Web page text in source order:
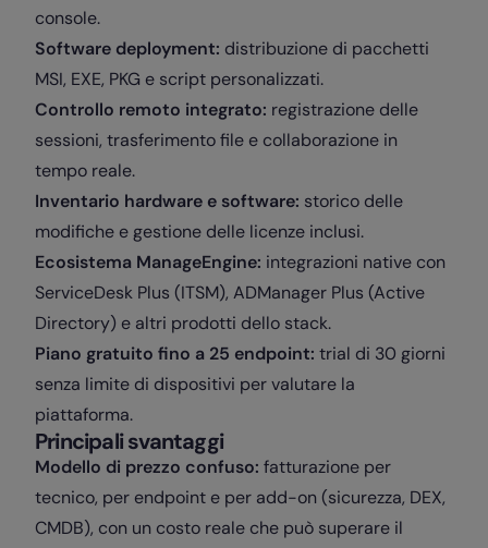
console.
Software deployment: distribuzione di pacchetti
MSI, EXE, PKG e script personalizzati.
Controllo remoto integrato: registrazione delle
sessioni, trasferimento file e collaborazione in
tempo reale.
Inventario hardware e software: storico delle
modifiche e gestione delle licenze inclusi.
Ecosistema ManageEngine: integrazioni native con
ServiceDesk Plus (ITSM), ADManager Plus (Active
Directory) e altri prodotti dello stack.
Piano gratuito fino a 25 endpoint: trial di 30 giorni
senza limite di dispositivi per valutare la
piattaforma.
Principali svantaggi
Modello di prezzo confuso: fatturazione per
tecnico, per endpoint e per add-on (sicurezza, DEX,
CMDB), con un costo reale che può superare il